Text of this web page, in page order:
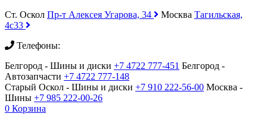
Ст. Оскол Пр-т Алексея Угарова, 34 Москва Тагильская,
4с33
Телефоны:
Белгород - Шины и диски +7 4722 777-451 Белгород -
Автозапчасти +7 4722 777-148
Старый Оскол - Шины и диски +7 910 222-56-00 Москва -
Шины +7 985 222-00-26
0 Корзина